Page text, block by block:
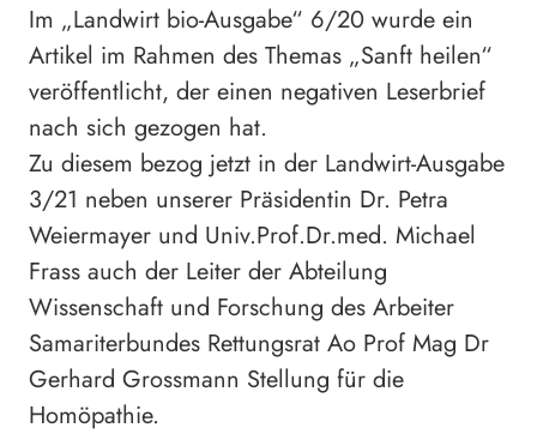
Im „Landwirt bio-Ausgabe“ 6/20 wurde ein
Artikel im Rahmen des Themas „Sanft heilen“
veröffentlicht, der einen negativen Leserbrief
nach sich gezogen hat.
Zu diesem bezog jetzt in der Landwirt-Ausgabe
3/21 neben unserer Präsidentin Dr. Petra
Weiermayer und Univ.Prof.Dr.med. Michael
Frass auch der Leiter der Abteilung
Wissenschaft und Forschung des Arbeiter
Samariterbundes Rettungsrat Ao Prof Mag Dr
Gerhard Grossmann Stellung für die
Homöpathie.